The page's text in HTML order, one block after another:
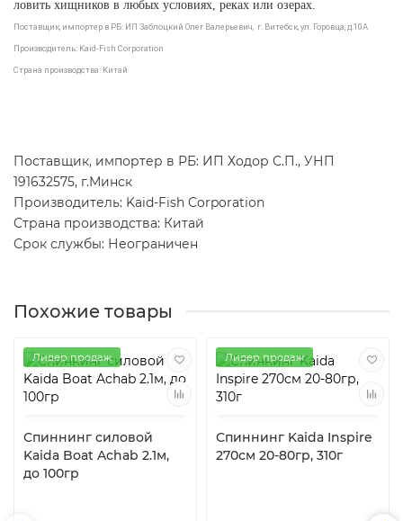
ловить хищников в любых условиях, реках или озерах.
Поставщик, импортер в РБ: ИП Заблоцкий Олег Валерьевич, г. Витебск, ул. Горовца, д.10А
Производитель: Kaid-Fish Corporation
Страна производства: Китай
Поставщик, импортер в РБ: ИП Ходор С.П., УНП
191632575, г.Минск
Производитель: Kaid-Fish Corporation
Страна производства: Китай
Срок службы: Неограничен
Похожие товары
Лидер продаж
Спиннинг силовой
Kaida Boat Achab 2.1м,
до 100гр
Лидер продаж
Спиннинг Kaida Inspire
270см 20-80гр, 310г